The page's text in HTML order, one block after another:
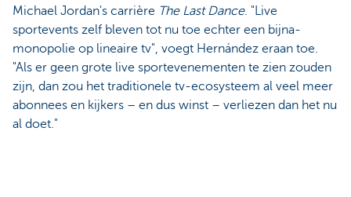
Michael Jordan's carrière The Last Dance. "Live
sportevents zelf bleven tot nu toe echter een bijna-
monopolie op lineaire tv", voegt Hernández eraan toe.
"Als er geen grote live sportevenementen te zien zouden
zijn, dan zou het traditionele tv-ecosysteem al veel meer
abonnees en kijkers – en dus winst – verliezen dan het nu
al doet."